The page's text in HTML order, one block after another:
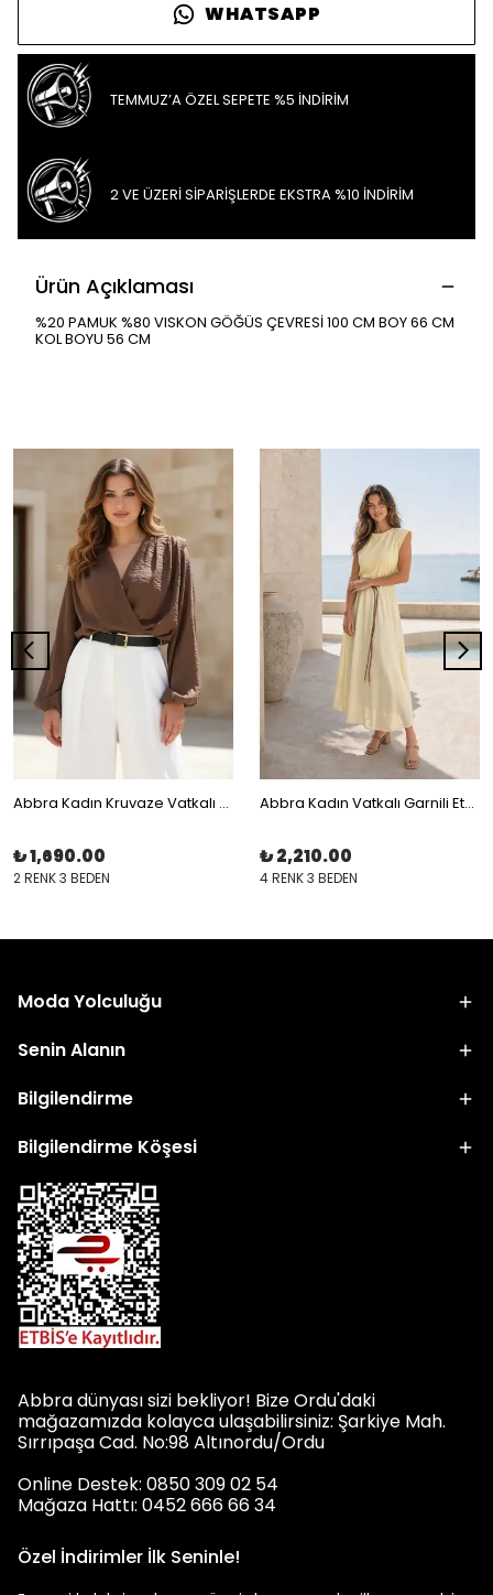
WHATSAPP
TEMMUZ’A ÖZEL SEPETE %5 İNDİRİM
2 VE ÜZERİ SİPARİŞLERDE EKSTRA %10 İNDİRİM
Ürün Açıklaması
%20 PAMUK %80 VISKON GÖĞÜS ÇEVRESİ 100 CM BOY 66 CM
KOL BOYU 56 CM
Abbra Kadın Kruvaze Vatkalı Bluz
₺ 1,690.00
2 RENK 3 BEDEN
Abbra Kadın Vatkalı Garnili Eteği Astarlı Elbise
₺ 2,210.00
4 RENK 3 BEDEN
Moda Yolculuğu
Senin Alanın
Bilgilendirme
Bilgilendirme Köşesi
Abbra dünyası sizi bekliyor! Bize Ordu'daki
mağazamızda kolayca ulaşabilirsiniz: Şarkiye Mah.
Sırrıpaşa Cad. No:98 Altınordu/Ordu
Online Destek: 0850 309 02 54
Mağaza Hattı: 0452 666 66 34
Özel İndirimler İlk Seninle!